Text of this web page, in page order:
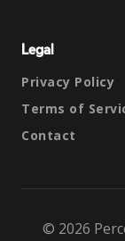
Legal
Privacy Policy
Terms of
Contact
© 2026